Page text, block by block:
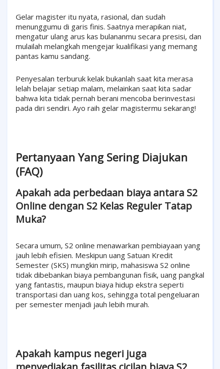
Gelar magister itu nyata, rasional, dan sudah
menunggumu di garis finis. Saatnya merapikan niat,
mengatur ulang arus kas bulananmu secara presisi, dan
mulailah melangkah mengejar kualifikasi yang memang
pantas kamu sandang.
Penyesalan terburuk kelak bukanlah saat kita merasa
lelah belajar setiap malam, melainkan saat kita sadar
bahwa kita tidak pernah berani mencoba berinvestasi
pada diri sendiri. Ayo raih gelar magistermu sekarang!
Pertanyaan Yang Sering Diajukan
(FAQ)
Apakah ada perbedaan biaya antara S2
Online dengan S2 Kelas Reguler Tatap
Muka?
Secara umum, S2 online menawarkan pembiayaan yang
jauh lebih efisien. Meskipun uang Satuan Kredit
Semester (SKS) mungkin mirip, mahasiswa S2 online
tidak dibebankan biaya pembangunan fisik, uang pangkal
yang fantastis, maupun biaya hidup ekstra seperti
transportasi dan uang kos, sehingga total pengeluaran
per semester menjadi jauh lebih murah.
Apakah kampus negeri juga